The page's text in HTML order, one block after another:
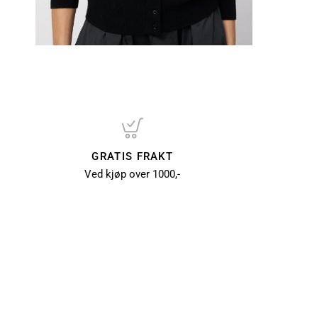
GRATIS FRAKT
Ved kjøp over 1000,-